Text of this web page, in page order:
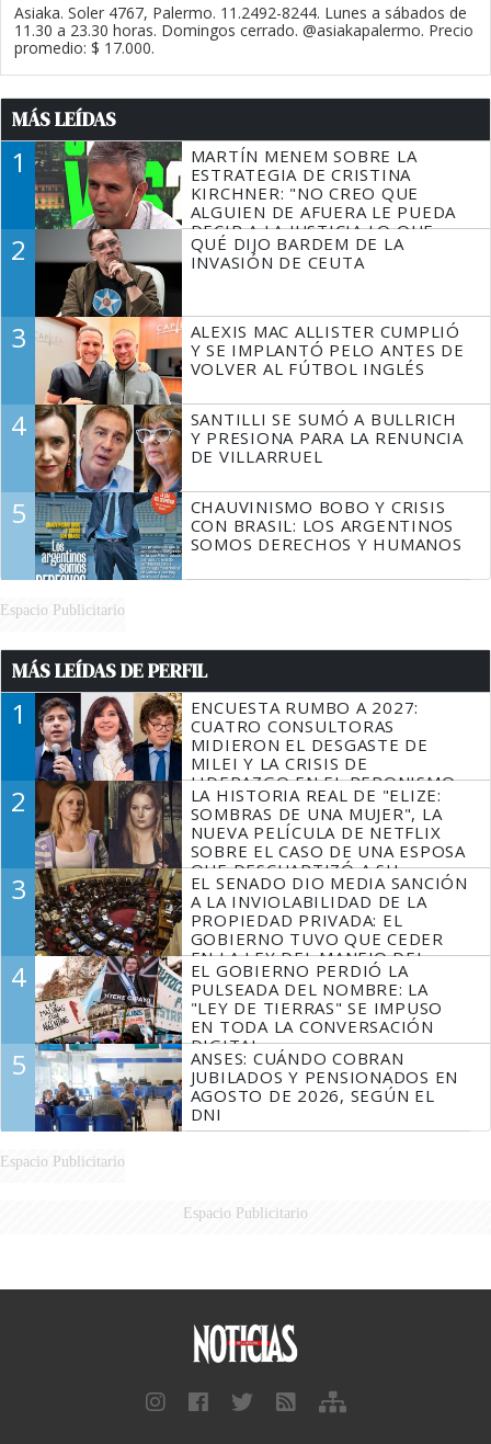
Asiaka. Soler 4767, Palermo. 11.2492-8244. Lunes a sábados de
11.30 a 23.30 horas. Domingos cerrado. @asiakapalermo. Precio
promedio: $ 17.000.
MÁS LEÍDAS
1
MARTÍN MENEM SOBRE LA
ESTRATEGIA DE CRISTINA
KIRCHNER: "NO CREO QUE
ALGUIEN DE AFUERA LE PUEDA
DECIR A LA JUSTICIA LO QUE
TIENE QUE HACER"
2
QUÉ DIJO BARDEM DE LA
INVASIÓN DE CEUTA
3
ALEXIS MAC ALLISTER CUMPLIÓ
Y SE IMPLANTÓ PELO ANTES DE
VOLVER AL FÚTBOL INGLÉS
4
SANTILLI SE SUMÓ A BULLRICH
Y PRESIONA PARA LA RENUNCIA
DE VILLARRUEL
5
CHAUVINISMO BOBO Y CRISIS
CON BRASIL: LOS ARGENTINOS
SOMOS DERECHOS Y HUMANOS
Espacio Publicitario
MÁS LEÍDAS DE PERFIL
1
ENCUESTA RUMBO A 2027:
CUATRO CONSULTORAS
MIDIERON EL DESGASTE DE
MILEI Y LA CRISIS DE
LIDERAZGO EN EL PERONISMO
2
LA HISTORIA REAL DE "ELIZE:
SOMBRAS DE UNA MUJER", LA
NUEVA PELÍCULA DE NETFLIX
SOBRE EL CASO DE UNA ESPOSA
QUE DESCUARTIZÓ A SU
MARIDO
3
EL SENADO DIO MEDIA SANCIÓN
A LA INVIOLABILIDAD DE LA
PROPIEDAD PRIVADA: EL
GOBIERNO TUVO QUE CEDER
EN LA LEY DEL MANEJO DEL
FUEGO
4
EL GOBIERNO PERDIÓ LA
PULSEADA DEL NOMBRE: LA
"LEY DE TIERRAS" SE IMPUSO
EN TODA LA CONVERSACIÓN
DIGITAL
5
ANSES: CUÁNDO COBRAN
JUBILADOS Y PENSIONADOS EN
AGOSTO DE 2026, SEGÚN EL
DNI
Espacio Publicitario
Espacio Publicitario